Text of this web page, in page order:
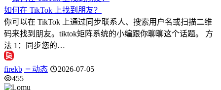
如何在 TikTok 上找到朋友？
你可以在 TikTok 上通过同步联系人、搜索用户名或扫描二维
码来找到朋友。tiktok矩阵系统的小编跟你聊聊这个话题。 方
法 1：同步您的…
firekb 动态
2026-07-05
455